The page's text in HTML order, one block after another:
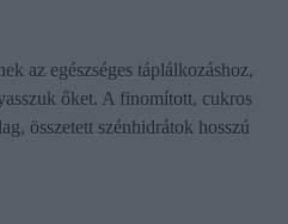
az egészséges táplálkozáshoz,
őket. A finomított, cukros
összetett szénhidrátok hosszú